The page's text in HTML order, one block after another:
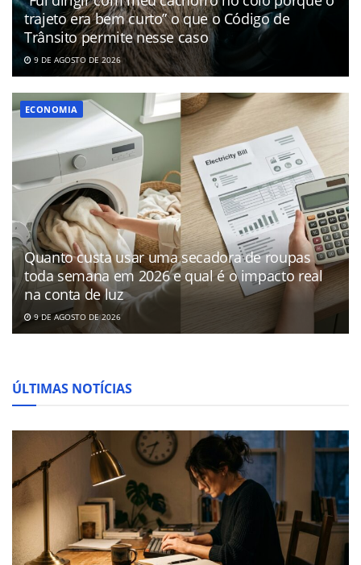
trajeto era bem curto” o que o Código de
Trânsito permite nesse caso
9 DE AGOSTO DE 2026
ECONOMIA
Quanto custa usar uma secadora de roupas
toda semana em 2026 e qual é o impacto real
na conta de luz
9 DE AGOSTO DE 2026
ÚLTIMAS NOTÍCIAS